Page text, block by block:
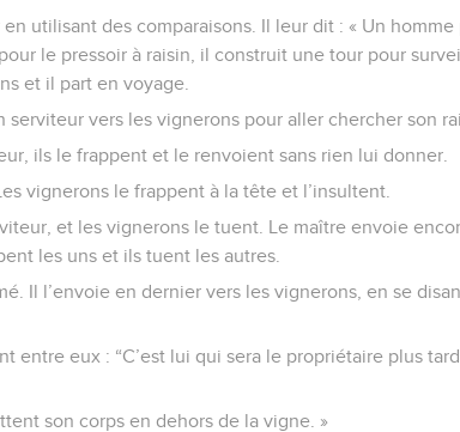
utilisant des comparaisons. Il leur dit : « Un homme
le pressoir à raisin, il construit une tour pour
et il part en voyage.
vers les vignerons pour aller chercher son
ils le frappent et le renvoient sans rien lui donner.
vignerons le frappent à la tête et l’insultent.
et les vignerons le tuent. Le maître envoie
les uns et ils tuent les autres.
Il l’envoie en dernier vers les vignerons, en se
entre eux : “C’est lui qui sera le propriétaire plus
son corps en dehors de la vigne. »